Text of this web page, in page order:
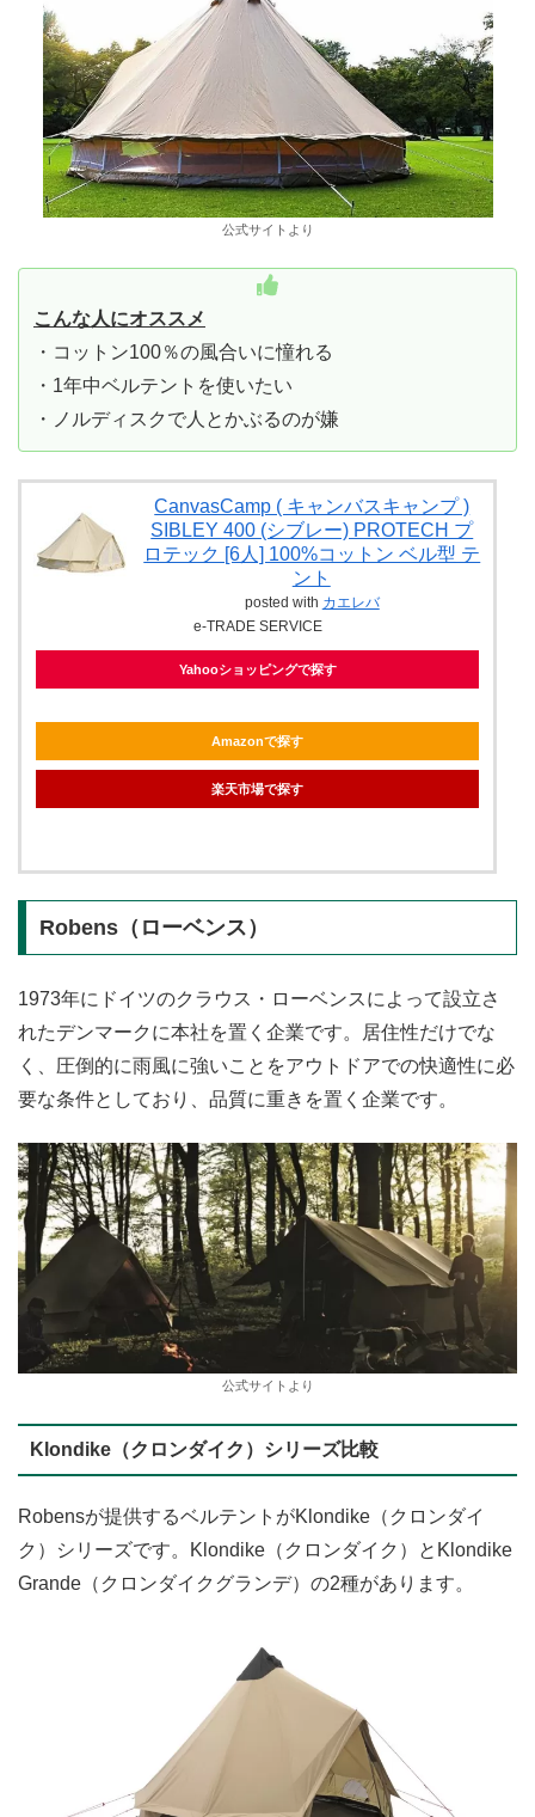
公式サイトより
こんな人にオススメ
・コットン100％の風合いに憧れる
・1年中ベルテントを使いたい
・ノルディスクで人とかぶるのが嫌
CanvasCamp ( キャンバスキャンプ )
SIBLEY 400 (シブレー) PROTECH プ
ロテック [6人] 100%コットン ベル型 テ
ント
posted with カエレバ
e-TRADE SERVICE
Yahooショッピングで探す
Amazonで探す
楽天市場で探す
Robens（ローベンス）
1973年にドイツのクラウス・ローベンスによって設立さ
れたデンマークに本社を置く企業です。居住性だけでな
く、圧倒的に雨風に強いことをアウトドアでの快適性に必
要な条件としており、品質に重きを置く企業です。
公式サイトより
Klondike（クロンダイク）シリーズ比較
Robensが提供するベルテントがKlondike（クロンダイ
ク）シリーズです。Klondike（クロンダイク）とKlondike
Grande（クロンダイクグランデ）の2種があります。